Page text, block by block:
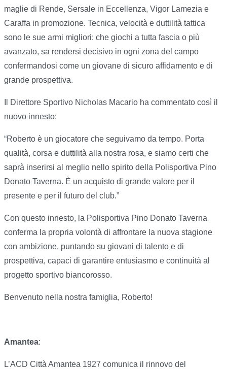
maglie di Rende, Sersale in Eccellenza, Vigor Lamezia e
Caraffa in promozione. Tecnica, velocità e duttilità tattica
sono le sue armi migliori: che giochi a tutta fascia o più
avanzato, sa rendersi decisivo in ogni zona del campo
confermandosi come un giovane di sicuro affidamento e di
grande prospettiva.
Il Direttore Sportivo Nicholas Macario ha commentato così il
nuovo innesto:
“Roberto è un giocatore che seguivamo da tempo. Porta
qualità, corsa e duttilità alla nostra rosa, e siamo certi che
saprà inserirsi al meglio nello spirito della Polisportiva Pino
Donato Taverna. È un acquisto di grande valore per il
presente e per il futuro del club.”
Con questo innesto, la Polisportiva Pino Donato Taverna
conferma la propria volontà di affrontare la nuova stagione
con ambizione, puntando su giovani di talento e di
prospettiva, capaci di garantire entusiasmo e continuità al
progetto sportivo biancorosso.
Benvenuto nella nostra famiglia, Roberto!
Amantea:
L’ACD Città Amantea 1927 comunica il rinnovo del